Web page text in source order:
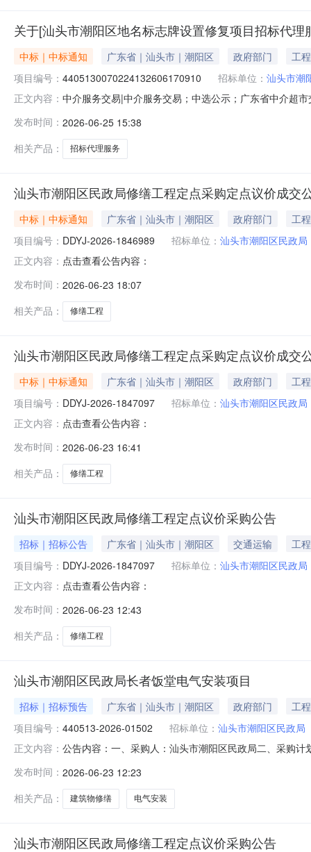
关于[汕头市潮阳区地名标志牌设置修复项目招标代理
中标｜中标通知 广东省｜汕头市｜潮阳区 政府部门
工程
项目编号： 4405130070224132606170910 招标单位： 汕头市潮
正文内容： 中介服务交易|中介服务交易；中选公示；广东省中介超
订为准选取中介机构方式：方案择优选取业务单位咨询
472
发布时间： 2026-06-25 15:38
相关产品：
招标代理服务
汕头市潮阳区民政局修缮工程定点采购定点议价成交
中标｜中标通知 广东省｜汕头市｜潮阳区 政府部门
工程
项目编号： DDYJ-2026-1846989 招标单位： 汕头市潮阳区民政局
正文内容： 点击查看公告内容：
发布时间： 2026-06-23 18:07
相关产品：
修缮工程
汕头市潮阳区民政局修缮工程定点采购定点议价成交
中标｜中标通知 广东省｜汕头市｜潮阳区 政府部门
工程
项目编号： DDYJ-2026-1847097 招标单位： 汕头市潮阳区民政局
正文内容： 点击查看公告内容：
发布时间： 2026-06-23 16:41
相关产品：
修缮工程
汕头市潮阳区民政局修缮工程定点议价采购公告
招标｜招标公告 广东省｜汕头市｜潮阳区 交通运输
工程
项目编号： DDYJ-2026-1847097 招标单位： 汕头市潮阳区民政局
正文内容： 点击查看公告内容：
发布时间： 2026-06-23 12:43
相关产品：
修缮工程
汕头市潮阳区民政局长者饭堂电气安装项目
招标｜招标预告 广东省｜汕头市｜潮阳区 政府部门
工程
项目编号： 440513-2026-01502 招标单位： 汕头市潮阳区民政局
正文内容： 公告内容：一、采购人：汕头市潮阳区民政局二、采购
2311:30:51
发布时间： 2026-06-23 12:23
相关产品：
建筑物修缮 电气安装
汕头市潮阳区民政局修缮工程定点议价采购公告